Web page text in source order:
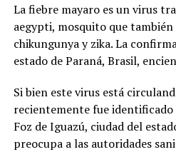
La fiebre mayaro es un virus
aegypti, mosquito que también
chikungunya y zika. La
estado de Paraná, Brasil,
Si bien este virus está
recientemente fue identificado
Foz de Iguazú, ciudad del
preocupa a las autoridades